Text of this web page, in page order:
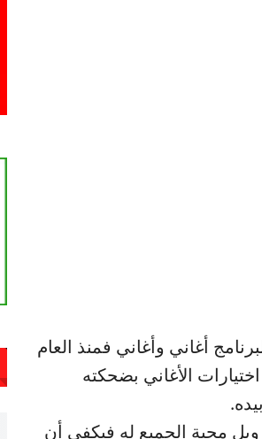
أغاني وأغاني فمنذ العام
عبر اختيارات الأغاني بضحكته
محبة الجميع له فيكفي أن